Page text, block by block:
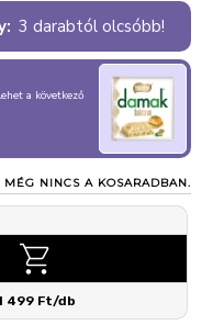
3 darabtól olcsóbb!
a következő
NINCS A KOSARADBAN.
499 Ft/db